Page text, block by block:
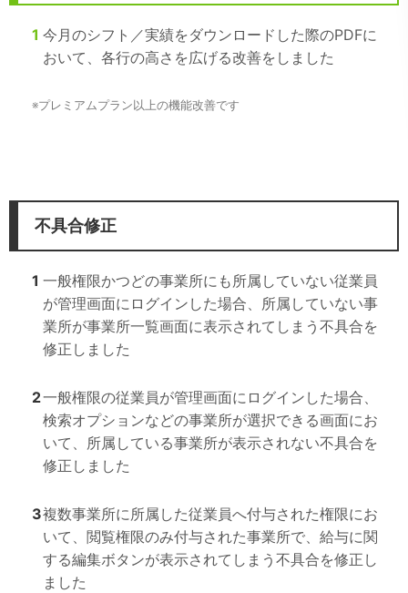
1 今月のシフト／実績をダウンロードした際のPDFに
おいて、各行の高さを広げる改善をしました
※プレミアムプラン以上の機能改善です
不具合修正
1 一般権限かつどの事業所にも所属していない従業員
が管理画面にログインした場合、所属していない事
業所が事業所一覧画面に表示されてしまう不具合を
修正しました
2一般権限の従業員が管理画面にログインした場合、
検索オプションなどの事業所が選択できる画面にお
いて、所属している事業所が表示されない不具合を
修正しました
3複数事業所に所属した従業員へ付与された権限にお
いて、閲覧権限のみ付与された事業所で、給与に関
する編集ボタンが表示されてしまう不具合を修正し
ました